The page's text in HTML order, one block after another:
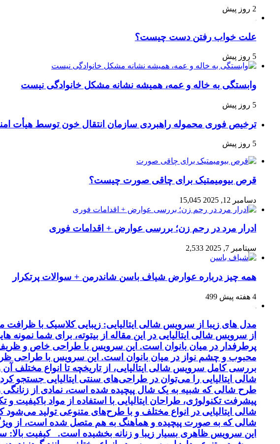
2 روز پیش
علت خواب رفتن دست چیست؟
5 روز پیش
وابستگی به خاله و عمه، همیشه نشانه مشکل خانوادگی نیست
5 روز پیش
ترخیص فوری محموله راهبردی سازمان انتقال خون توسط هیأت
5 روز پیش
قرص بیومیمتیک برای چاقی صورت چیست؟
دسامبر 12, 2025 15,045
ادرار مرد در رحم زن؛ بررسی عوارض + اقدامات فوری
سپتامبر 7, 2025 2,533
همه چیز درباره عوارض شیاف باسن شاندرمن + سوالات پرتکرار
4 هفته پیش 499
مدل های زیبا از سرویس شالی ایتالیایی: زیبایی کلاسیک با
از سرویس شالی ایتالیایی در این مقاله از بیتوته، برای شما
پرطرفدار در میان بانوان است. این سرویس با طراحی خاص و ظریف
محبوب و چشم نواز در میان بانوان است. این سرویس با طراحی
بررسی کامل سرویس شالی ایتالیایی، از تاریخچه تا انواع
شالی ایتالیایی را می‌توان در طراحی‌های سنتی ایتالیایی جستجو
طرح شالی که شبیه به یک شال پیچیده شده است، نمادی از زنانگی
پیشرفت تکنولوژی، طراحان ایتالیایی با استفاده از مواد
شالی ایتالیایی در انواع مختلف و با طرح‌های متنوعی تولید
شالی که به صورت پیچیده و هماهنگ به هم متصل شده است، از
این سرویس ظاهری بسیار زیبا و زنانه بخشیده است. کیفیت بالا: